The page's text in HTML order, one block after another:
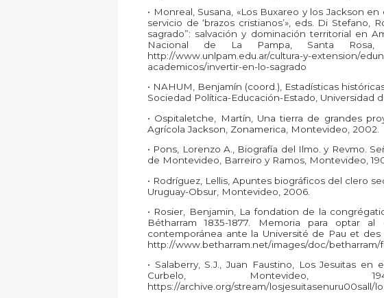
• Monreal, Susana, «Los Buxareo y los Jackson
servicio de ‘brazos cristianos’», eds. Di Stefano,
sagrado”: salvación y dominación territorial en
Nacional de La Pampa, Santa Rosa,
http://www.unlpam.edu.ar/cultura-y-extension/
academicos/invertir-en-lo-sagrado
• NAHUM, Benjamín (coord.), Estadísticas
Sociedad Política-Educación-Estado, Universidad
• Ospitaletche, Martín, Una tierra de grandes
Agrícola Jackson, Zonamerica, Montevideo, 2002.
• Pons, Lorenzo A., Biografía del Ilmo. y Revmo.
de Montevideo, Barreiro y Ramos, Montevideo,
• Rodríguez, Lellis, Apuntes biográficos del clero
Uruguay-Obsur, Montevideo, 2006.
• Rosier, Benjamin, La fondation de la
Bétharram 1835-1877. Memoria para optar
contemporánea ante la Université de Pau et
http://www.betharram.net/images/doc/
• Salaberry, S.J., Juan Faustino, Los Jesuitas en
Curbelo, Montevideo,
https://archive.org/stream/losjesuitasenuru00sall/